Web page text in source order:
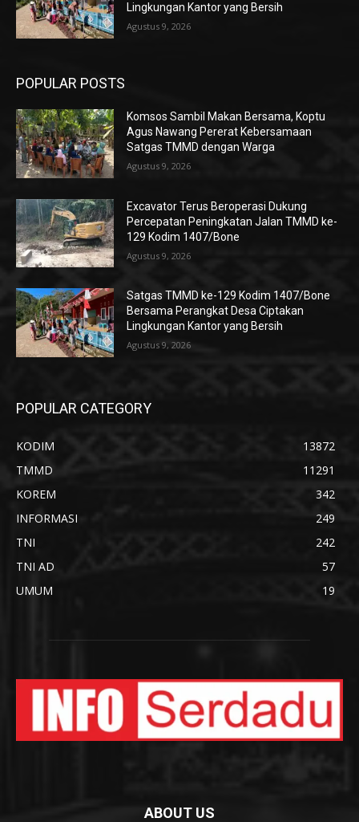
Lingkungan Kantor yang Bersih
Agustus 9, 2026
POPULAR POSTS
Komsos Sambil Makan Bersama, Koptu
Agus Nawang Pererat Kebersamaan
Satgas TMMD dengan Warga
Agustus 9, 2026
Excavator Terus Beroperasi Dukung
Percepatan Peningkatan Jalan TMMD ke-
129 Kodim 1407/Bone
Agustus 9, 2026
Satgas TMMD ke-129 Kodim 1407/Bone
Bersama Perangkat Desa Ciptakan
Lingkungan Kantor yang Bersih
Agustus 9, 2026
POPULAR CATEGORY
KODIM
13872
TMMD
11291
KOREM
342
INFORMASI
249
TNI
242
TNI AD
57
UMUM
19
ABOUT US